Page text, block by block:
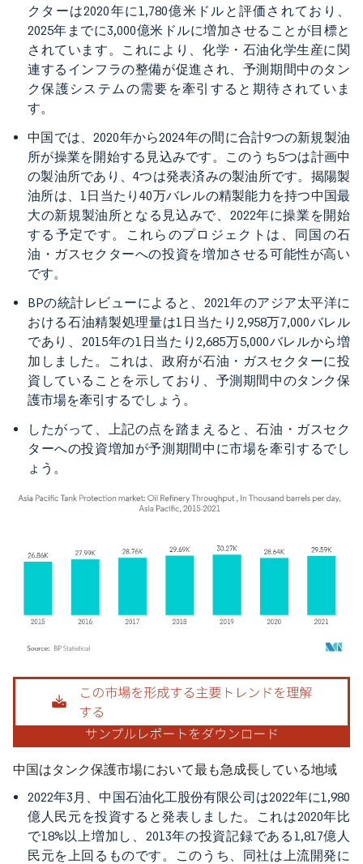
クターは2020年に1,780億米ドルと評価されており、
2025年までに3,000億米ドルに増加させることが目標と
されています。これにより、化学・石油化学生産に関
連するインフラの整備が促進され、予測期間中のタン
ク保護システムの需要を牽引すると期待されていま
す。
中国では、2020年から2024年の間に合計9つの新規製油
所が操業を開始する見込みです。このうち5つは計画中
の製油所であり、4つは発表済みの製油所です。揭陽製
油所は、1日当たり40万バレルの精製能力を持つ中国最
大の新規製油所となる見込みで、2022年に操業を開始
する予定です。これらのプロジェクトは、同国の石
油・ガスセクターへの投資を増加させる可能性が高い
です。
BPの統計レビューによると、2021年のアジア太平洋に
おける石油精製処理量は1日当たり2,958万7,000バレル
であり、2015年の1日当たり2,685万5,000バレルから増
加しました。これは、政府が石油・ガスセクターに投
資していることを示しており、予測期間中のタンク保
護市場を牽引するでしょう。
したがって、上記の点を踏まえると、石油・ガスセク
ターへの投資増加が予測期間中に市場を牽引するでし
ょう。
画像 © Mordor Intelligence。再利用にはCC BY 4.0の表示が必要です。
中国はタンク保護市場において最も急成長している地域
2022年3月、中国石油化工股份有限公司は2022年に1,980
億人民元を投資すると発表しました。これは2020年比
で18%以上増加し、2013年の投資記録である1,817億人
民元を上回るものです。このうち、同社は上流開発に